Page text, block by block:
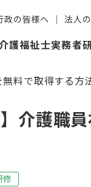
政の皆様へ 法人
護福祉士実務者
料で取得する方
介護職
修